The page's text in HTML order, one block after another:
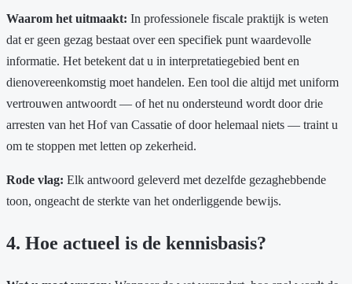
Waarom het uitmaakt: In professionele fiscale praktijk is weten
dat er geen gezag bestaat over een specifiek punt waardevolle
informatie. Het betekent dat u in interpretatiegebied bent en
dienovereenkomstig moet handelen. Een tool die altijd met uniform
vertrouwen antwoordt — of het nu ondersteund wordt door drie
arresten van het Hof van Cassatie of door helemaal niets — traint u
om te stoppen met letten op zekerheid.
Rode vlag: Elk antwoord geleverd met dezelfde gezaghebbende
toon, ongeacht de sterkte van het onderliggende bewijs.
4. Hoe actueel is de kennisbasis?